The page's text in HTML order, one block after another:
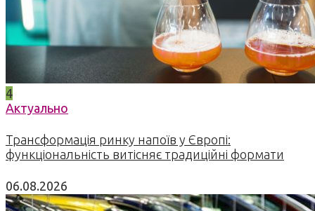
4
Актуально
Трансформація ринку напоїв у Європі:
функціональність витісняє традиційні формати
06.08.2026